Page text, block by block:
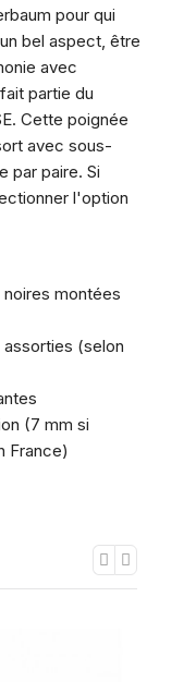
pour qui
bel aspect, être
avec
partie du
Cette poignée
avec sous-
par paire. Si
l'option
noires montées
(selon
(7 mm si
France)